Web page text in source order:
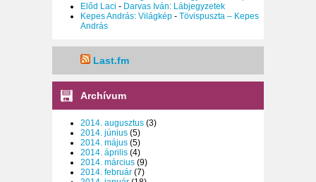
Előd Laci - Darvas Iván: Lábjegyzetek
Kepes András: Világkép - Tövispuszta – Kepes
András
Last.fm
Archívum
2014. augusztus (3)
2014. június (5)
2014. május (5)
2014. április (4)
2014. március (9)
2014. február (7)